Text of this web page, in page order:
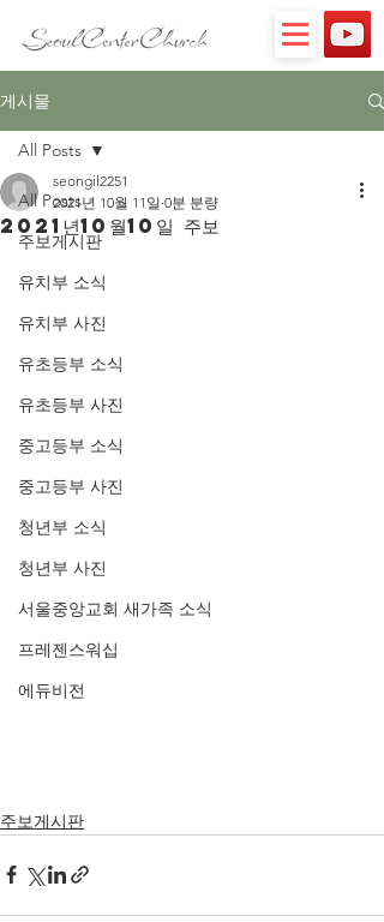
게시물
All Posts
주보게시판
유치부 소식
유치부 사진
유초등부 소식
유초등부 사진
중고등부 소식
중고등부 사진
청년부 소식
청년부 사진
서울중앙교회 새가족 소식
프레젠스워십
에듀비전
All Posts
2021년10월10일 주보
seongil2251
2021년 10월 11일 0분 분량
주보게시판